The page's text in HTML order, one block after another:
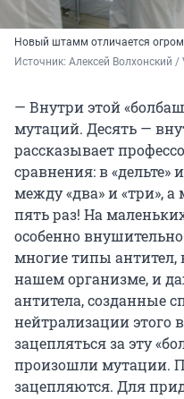
Новый штамм отличается
Источник: Алексей Волхонский /
— Внутри этой
мутаций. Десять —
рассказывает
сравнения: в «дельте»
между «два» и «три», а
пять раз! На
особенно
многие типы
нашем организме, и
антитела, созданные
нейтрализации этого
зацепляться за эту
произошли мутации.
зацепляются. Для